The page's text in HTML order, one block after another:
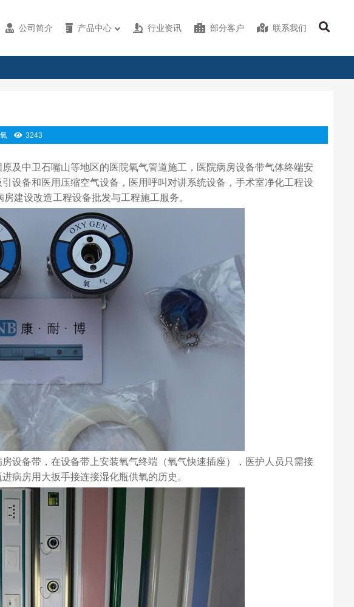
公司简介 产品中心 行业资讯 部分客户 联系我们
3243
及中卫石嘴山等地区的医院氧气管道施工，医院病房设备带气体终端安
设备和医用压缩空气设备，医用呼叫对讲系统设备，手术室净化工程设
建设改造工程设备批发与工程施工服务。
设备带，在设备带上安装氧气终端（氧气快速插座），医护人员只需接
病房用大扳手接连接湿化瓶供氧的历史。